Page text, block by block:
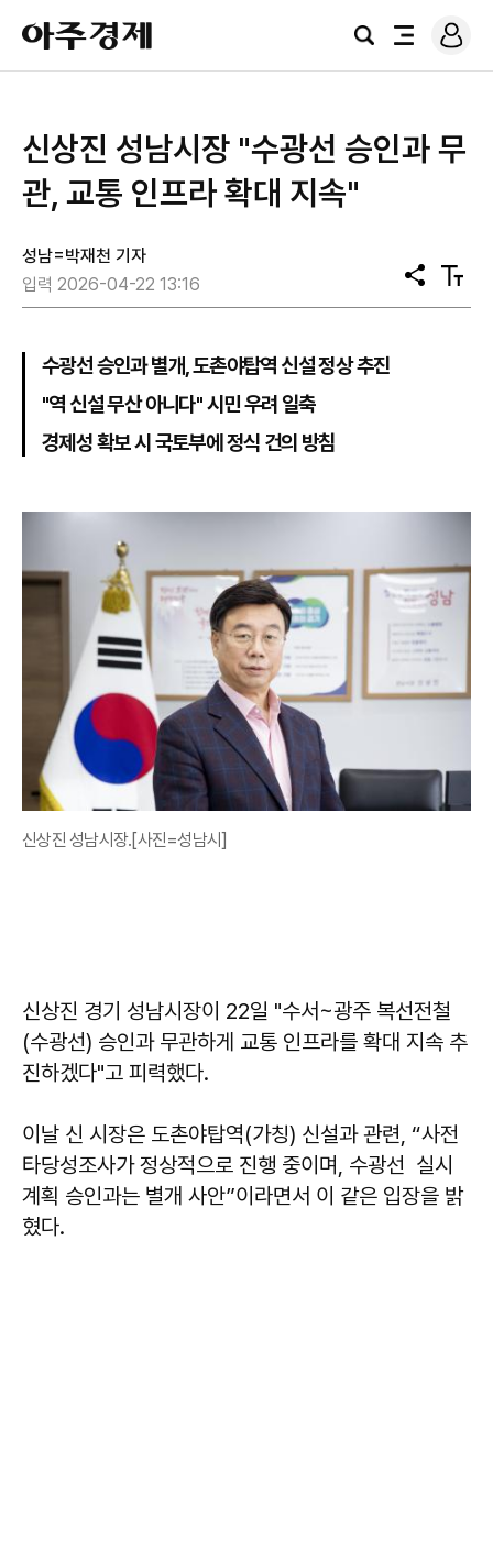
아
주
경
검
전
로
그
신상진 성남시장 "수광선 승인과 무
관, 교통 인프라 확대 지속"
성남=박재천 기자
입력 2026-04-22 13:16
공
유
텍
스
수광선 승인과 별개, 도촌야탑역 신설 정상 추진
"역 신설 무산 아니다" 시민 우려 일축
경제성 확보 시 국토부에 정식 건의 방침
신상진 성남시장.[사진=성남시]
신상진 경기 성남시장이 22일 "수서~광주 복선전철
(수광선) 승인과 무관하게 교통 인프라를 확대 지속 추
진하겠다"고 피력했다.
이날 신 시장은 도촌야탑역(가칭) 신설과 관련, “사전
타당성조사가 정상적으로 진행 중이며, 수광선 실시
계획 승인과는 별개 사안”이라면서 이 같은 입장을 밝
혔다.